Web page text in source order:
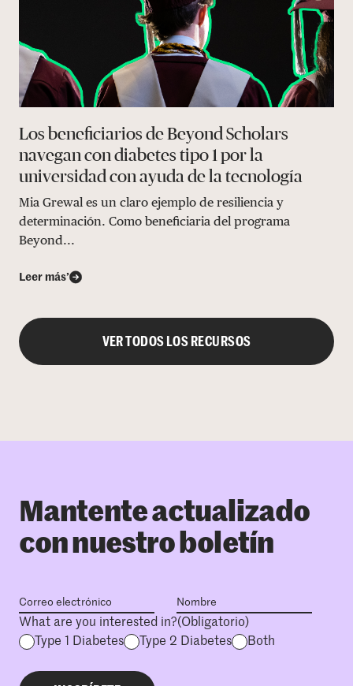
Los beneficiarios de Beyond Scholars
navegan con diabetes tipo 1 por la
universidad con ayuda de la tecnología
Mia Grewal es un claro ejemplo de resiliencia y
determinación. Como beneficiaria del programa
Beyond...
Leer más’
VER TODOS LOS RECURSOS
Mantente actualizado
con nuestro boletín
What are you interested in?(Obligatorio)
Type 1 Diabetes
Type 2 Diabetes Both